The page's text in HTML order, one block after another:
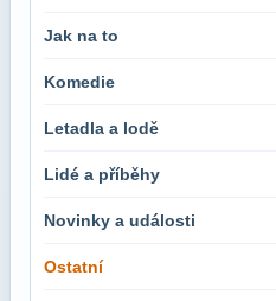
Jak na to
Komedie
Letadla a lodě
Lidé a příběhy
Novinky a události
Ostatní